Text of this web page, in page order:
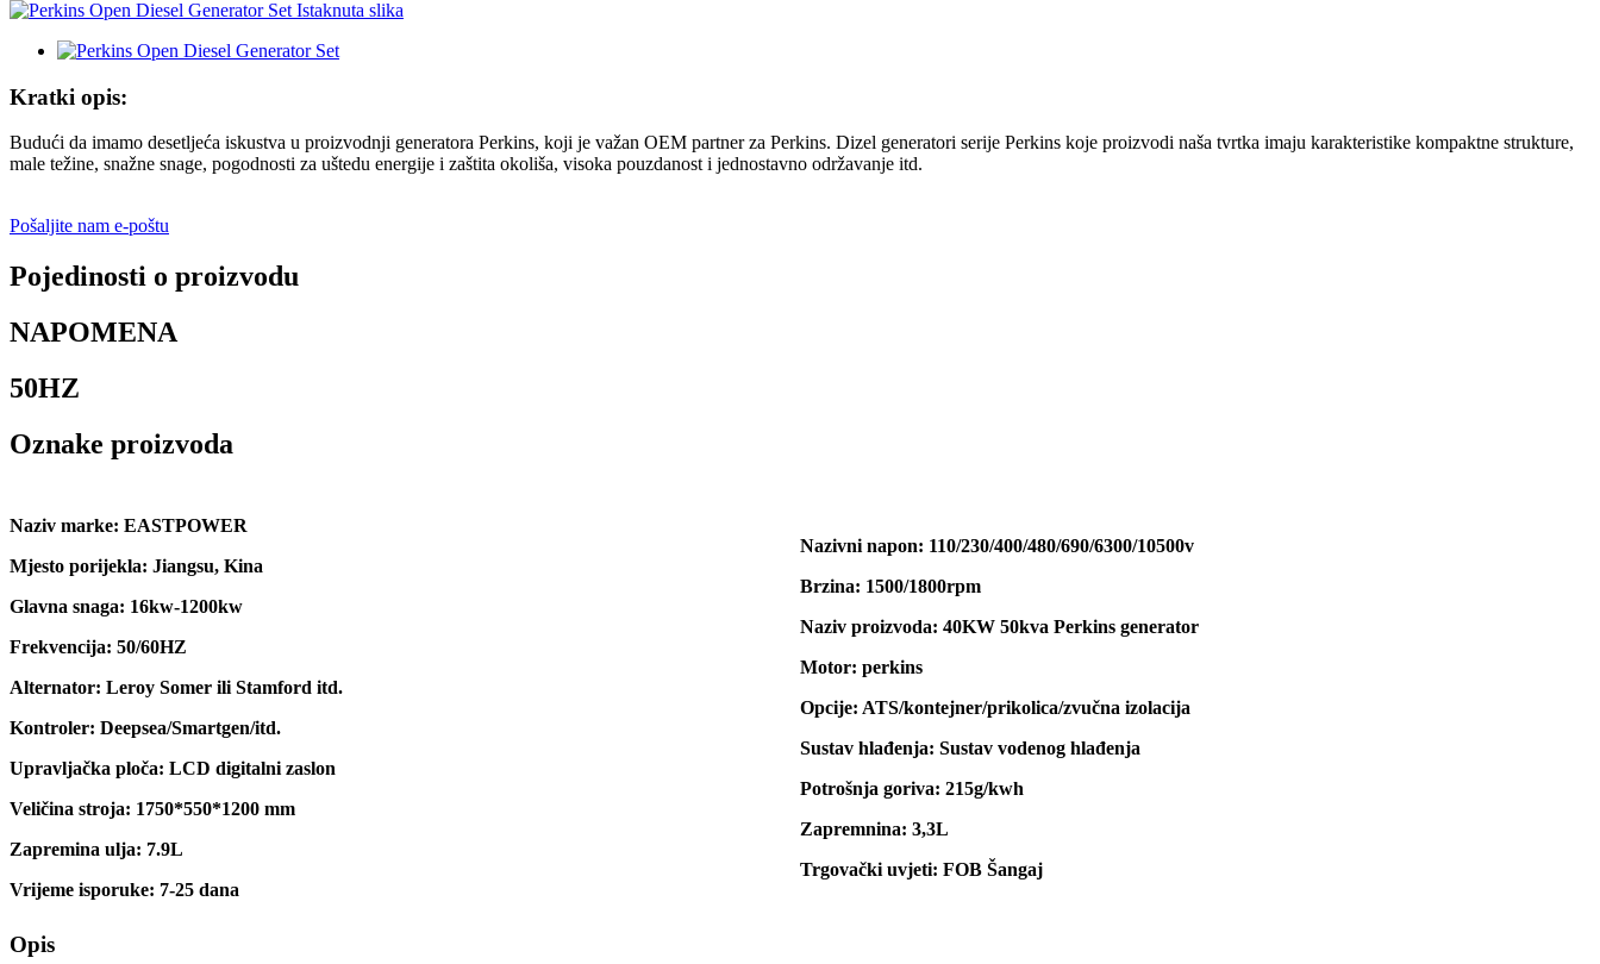
Kratki opis:
Budući da imamo desetljeća iskustva u proizvodnji generatora Perkins, koji je važan OEM partner za Perkins. Dizel generatori serije Perkins koje proizvodi naša tvrtka imaju karakteristike kompaktne strukture,
male težine, snažne snage, pogodnosti za uštedu energije i zaštita okoliša, visoka pouzdanost i jednostavno održavanje itd.
Pošaljite nam e-poštu
Pojedinosti o proizvodu
NAPOMENA
50HZ
Oznake proizvoda
Naziv marke: EASTPOWER
Mjesto porijekla: Jiangsu, Kina
Glavna snaga: 16kw-1200kw
Frekvencija: 50/60HZ
Alternator: Leroy Somer ili Stamford itd.
Kontroler: Deepsea/Smartgen/itd.
Upravljačka ploča: LCD digitalni zaslon
Veličina stroja: 1750*550*1200 mm
Zapremina ulja: 7.9L
Vrijeme isporuke: 7-25 dana
Nazivni napon: 110/230/400/480/690/6300/10500v
Brzina: 1500/1800rpm
Naziv proizvoda: 40KW 50kva Perkins generator
Motor: perkins
Opcije: ATS/kontejner/prikolica/zvučna izolacija
Sustav hlađenja: Sustav vodenog hlađenja
Potrošnja goriva: 215g/kwh
Zapremnina: 3,3L
Trgovački uvjeti: FOB Šangaj
Opis